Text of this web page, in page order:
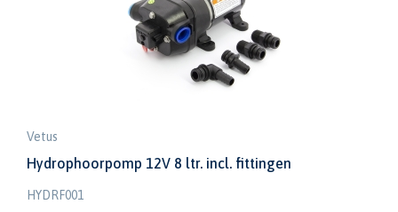
Vetus
Hydrophoorpomp 12V 8 ltr. incl. fittingen
HYDRF001